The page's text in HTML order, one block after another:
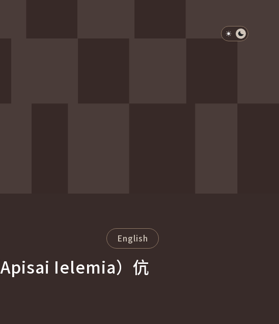
淺色模式
深色模式
English
Apisai Ielemia）伉